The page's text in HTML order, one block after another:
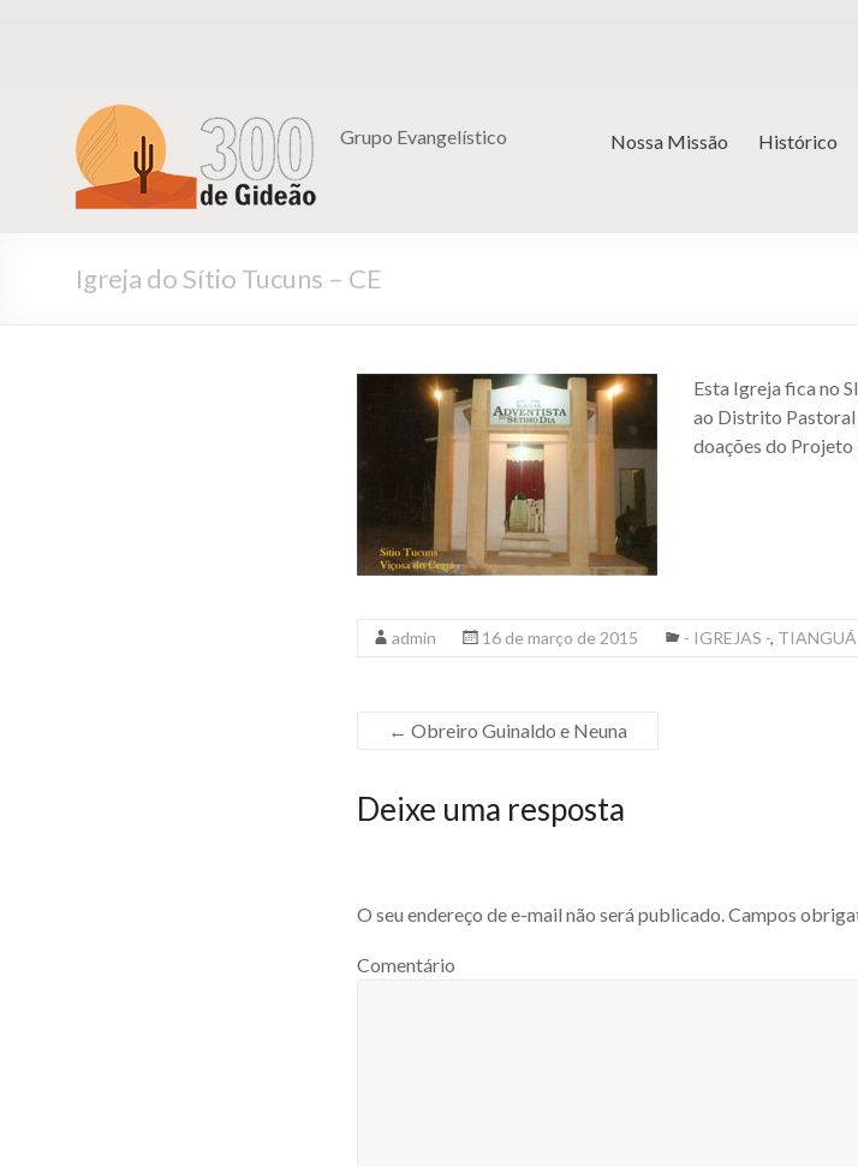
Grupo Evangelístico Nossa Missão Histórico
Igreja do Sítio Tucuns – CE
Esta Igreja fica no
ao Distrito Pastoral
doações do Projeto
admin 16 de março de 2015 - IGREJAS -, TIANGUÁ
← Obreiro Guinaldo e Neuna
Deixe uma resposta
O seu endereço de e-mail não será publicado.Campos
Comentário